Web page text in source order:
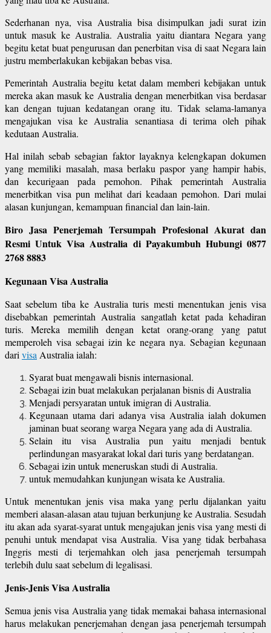
Sederhanan nya, visa Australia bisa disimpulkan jadi surat izin
untuk masuk ke Australia. Australia yaitu diantara Negara yang
begitu ketat buat pengurusan dan penerbitan visa di saat Negara lain
justru memberlakukan kebijakan bebas visa.
Pemerintah Australia begitu ketat dalam memberi kebijakan untuk
mereka akan masuk ke Australia dengan menerbitkan visa berdasar
kan dengan tujuan kedatangan orang itu. Tidak selama-lamanya
mengajukan visa ke Australia senantiasa di terima oleh pihak
kedutaan Australia.
Hal inilah sebab sebagian faktor layaknya kelengkapan dokumen
yang memiliki masalah, masa berlaku paspor yang hampir habis,
dan kecurigaan pada pemohon. Pihak pemerintah Australia
menerbitkan visa pun melihat dari keadaan pemohon. Dari mulai
alasan kunjungan, kemampuan financial dan lain-lain.
Biro Jasa Penerjemah Tersumpah Profesional Akurat dan
Resmi Untuk Visa Australia di Payakumbuh Hubungi 0877
2768 8883
Kegunaan Visa Australia
Saat sebelum tiba ke Australia turis mesti menentukan jenis visa
disebabkan pemerintah Australia sangatlah ketat pada kehadiran
turis. Mereka memilih dengan ketat orang-orang yang patut
memperoleh visa sebagai izin ke negara nya. Sebagian kegunaan
dari visa Australia ialah:
Syarat buat mengawali bisnis internasional.
Sebagai izin buat melakukan perjalanan bisnis di Australia
Menjadi persyaratan untuk imigran di Australia.
Kegunaan utama dari adanya visa Australia ialah dokumen
jaminan buat seorang warga Negara yang ada di Australia.
Selain itu visa Australia pun yaitu menjadi bentuk
perlindungan masyarakat lokal dari turis yang berdatangan.
Sebagai izin untuk meneruskan studi di Australia.
untuk memudahkan kunjungan wisata ke Australia.
Untuk menentukan jenis visa maka yang perlu dijalankan yaitu
memberi alasan-alasan atau tujuan berkunjung ke Australia. Sesudah
itu akan ada syarat-syarat untuk mengajukan jenis visa yang mesti di
penuhi untuk mendapat visa Australia. Visa yang tidak berbahasa
Inggris mesti di terjemahkan oleh jasa penerjemah tersumpah
terlebih dulu saat sebelum di legalisasi.
Jenis-Jenis Visa Australia
Semua jenis visa Australia yang tidak memakai bahasa internasional
harus melakukan penerjemahan dengan jasa penerjemah tersumpah